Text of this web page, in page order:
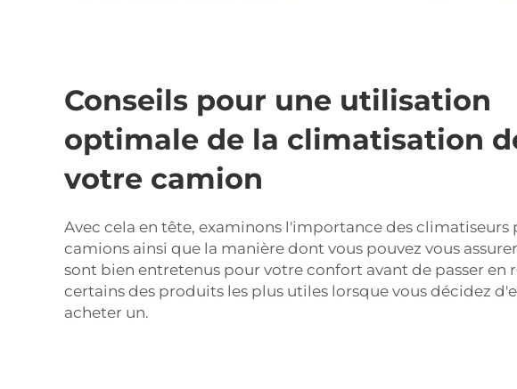
Conseils pour une utilisation
optimale de la climatisation
votre camion
Avec cela en tête, examinons l'importance des climatiseurs
camions ainsi que la manière dont vous pouvez vous
sont bien entretenus pour votre confort avant de passer en
certains des produits les plus utiles lorsque vous décidez
acheter un.